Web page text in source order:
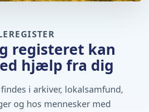
registeret kan
hjælp fra dig
i arkiver, lokalsamfund,
og hos mennesker med